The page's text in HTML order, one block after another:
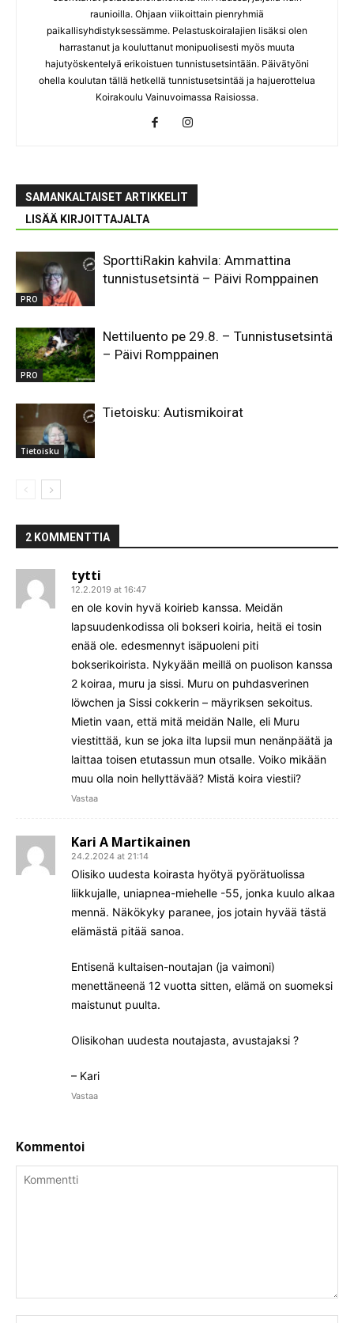
raunioilla. Ohjaan viikoittain pienryhmiä
paikallisyhdistyksessämme. Pelastuskoiralajien lisäksi olen
harrastanut ja kouluttanut monipuolisesti myös muuta
hajutyöskentelyä erikoistuen tunnistusetsintään. Päivätyöni
ohella koulutan tällä hetkellä tunnistusetsintää ja hajuerottelua
Koirakoulu Vainuvoimassa Raisiossa.
SAMANKALTAISET ARTIKKELIT
LISÄÄ KIRJOITTAJALTA
PRO
SporttiRakin kahvila: Ammattina
tunnistusetsintä – Päivi Romppainen
PRO
Nettiluento pe 29.8. – Tunnistusetsintä
– Päivi Romppainen
Tietoisku
Tietoisku: Autismikoirat
2 KOMMENTTIA
tytti
12.2.2019 at 16:47
en ole kovin hyvä koirieb kanssa. Meidän
lapsuudenkodissa oli bokseri koiria, heitä ei tosin
enää ole. edesmennyt isäpuoleni piti
bokserikoirista. Nykyään meillä on puolison kanssa
2 koiraa, muru ja sissi. Muru on puhdasverinen
löwchen ja Sissi cokkerin – mäyriksen sekoitus.
Mietin vaan, että mitä meidän Nalle, eli Muru
viestittää, kun se joka ilta lupsii mun nenänpäätä ja
laittaa toisen etutassun mun otsalle. Voiko mikään
muu olla noin hellyttävää? Mistä koira viestii?
Vastaa
Kari A Martikainen
24.2.2024 at 21:14
Olisiko uudesta koirasta hyötyä pyörätuolissa
liikkujalle, uniapnea-miehelle -55, jonka kuulo alkaa
mennä. Näkökyky paranee, jos jotain hyvää tästä
elämästä pitää sanoa.
Entisenä kultaisen-noutajan (ja vaimoni)
menettäneenä 12 vuotta sitten, elämä on suomeksi
maistunut puulta.
Olisikohan uudesta noutajasta, avustajaksi ?
– Kari
Vastaa
Kommentoi